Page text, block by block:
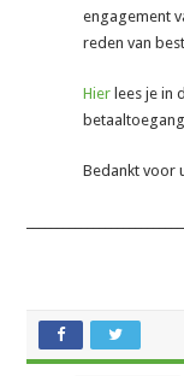
engagement
reden van
Hier lees je in
Bedankt voor